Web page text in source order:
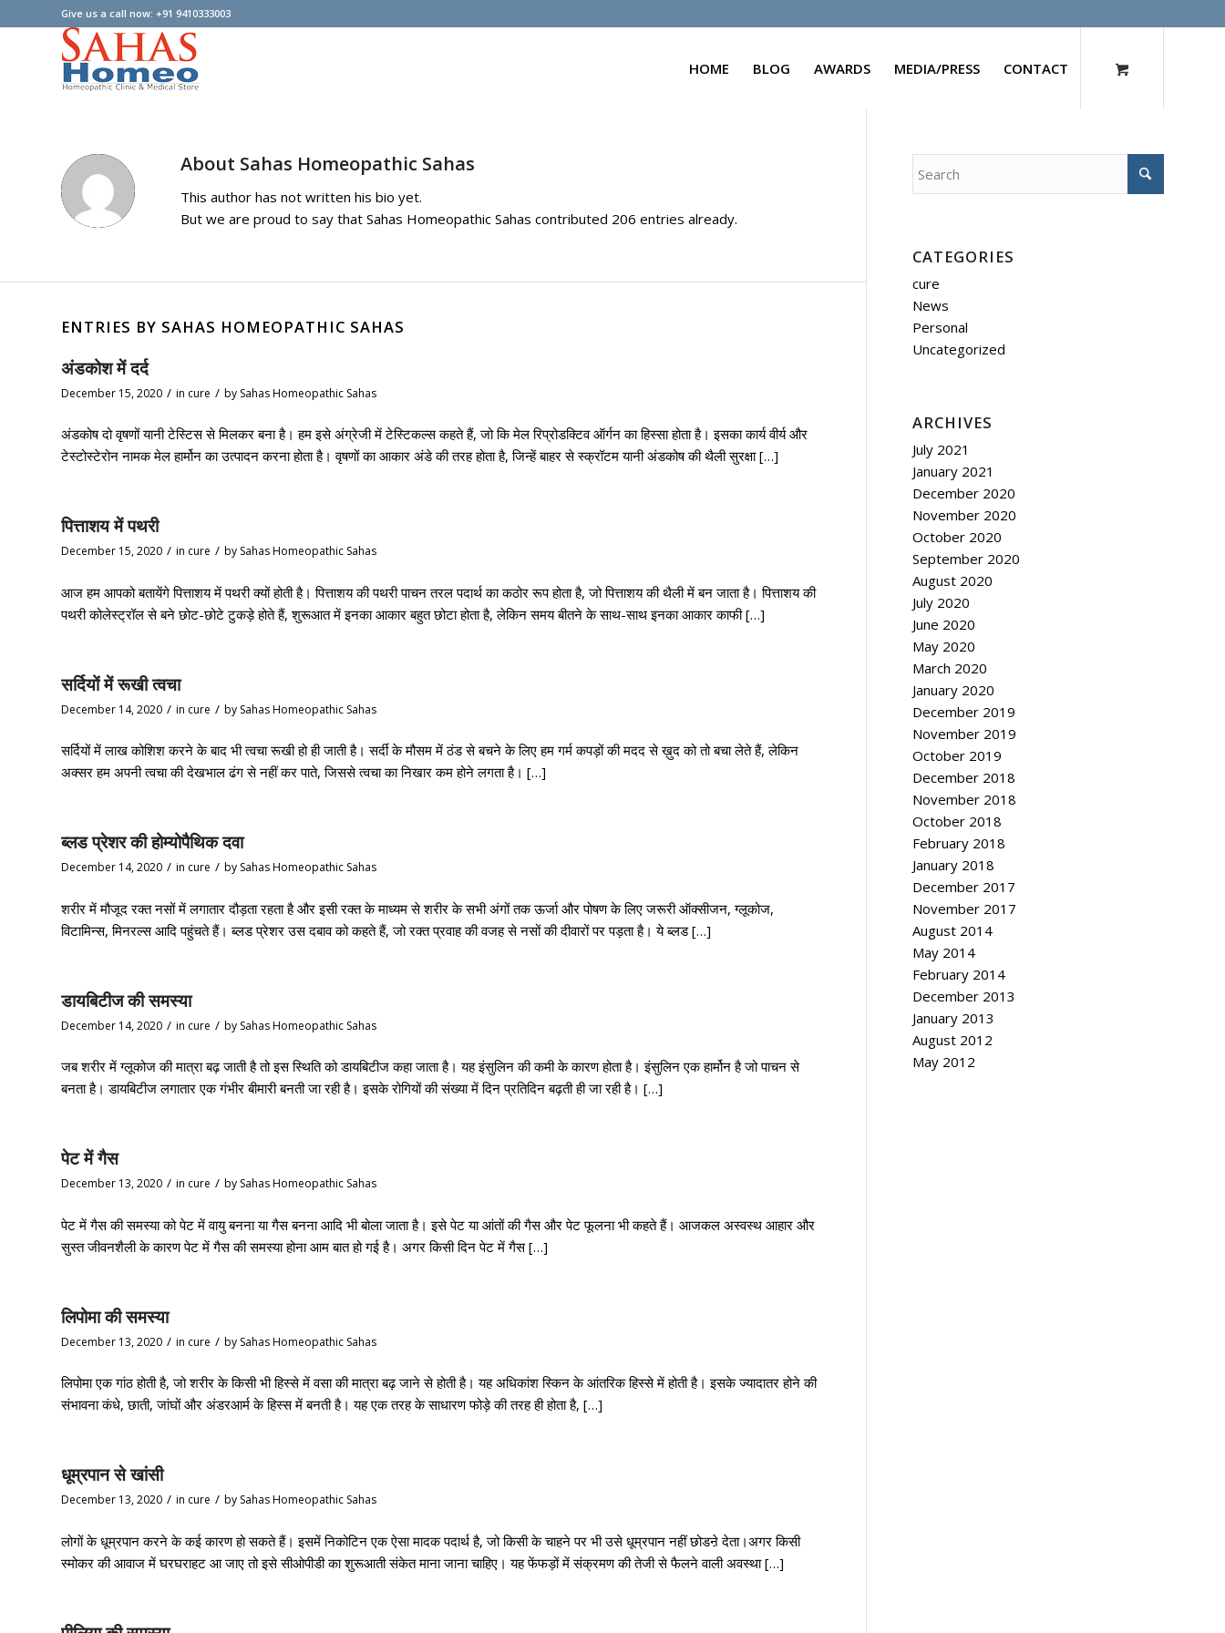
Give us a call now: +91 9410333003
HOME BLOG AWARDS MEDIA/PRESS CONTACT
About Sahas Homeopathic Sahas
This author has not written his bio yet.
But we are proud to say that Sahas Homeopathic Sahas contributed 206 entries already.
ENTRIES BY SAHAS HOMEOPATHIC SAHAS
अंडकोश में दर्द
December 15, 2020 / in cure / by Sahas Homeopathic Sahas
अंडकोष दो वृषणों यानी टेस्टिस से मिलकर बना है। हम इसे अंग्रेजी में टेस्टिकल्स कहते हैं, जो कि मेल रिप्रोडक्टिव ऑर्गन का हिस्सा होता है। इसका कार्य वीर्य और
टेस्टोस्टेरोन नामक मेल हार्मोन का उत्पादन करना होता है। वृषणों का आकार अंडे की तरह होता है, जिन्हें बाहर से स्क्रॉटम यानी अंडकोष की थैली सुरक्षा […]
पित्ताशय में पथरी
December 15, 2020 / in cure / by Sahas Homeopathic Sahas
आज हम आपको बतायेंगे पित्ताशय में पथरी क्यों होती है। पित्ताशय की पथरी पाचन तरल पदार्थ का कठोर रूप होता है, जो पित्ताशय की थैली में बन जाता है। पित्ताशय की
पथरी कोलेस्ट्रॉल से बने छोट-छोटे टुकड़े होते हैं, शुरूआत में इनका आकार बहुत छोटा होता है, लेकिन समय बीतने के साथ-साथ इनका आकार काफी […]
सर्दियों में रूखी त्वचा
December 14, 2020 / in cure / by Sahas Homeopathic Sahas
सर्दियों में लाख कोशिश करने के बाद भी त्वचा रूखी हो ही जाती है। सर्दी के मौसम में ठंड से बचने के लिए हम गर्म कपड़ों की मदद से ख़ुद को तो बचा लेते हैं, लेकिन
अक्सर हम अपनी त्वचा की देखभाल ढंग से नहीं कर पाते, जिससे त्वचा का निखार कम होने लगता है। […]
ब्लड प्रेशर की होम्योपैथिक दवा
December 14, 2020 / in cure / by Sahas Homeopathic Sahas
शरीर में मौजूद रक्त नसों में लगातार दौड़ता रहता है और इसी रक्त के माध्यम से शरीर के सभी अंगों तक ऊर्जा और पोषण के लिए जरूरी ऑक्सीजन, ग्लूकोज,
विटामिन्स, मिनरल्स आदि पहुंचते हैं। ब्लड प्रेशर उस दबाव को कहते हैं, जो रक्त प्रवाह की वजह से नसों की दीवारों पर पड़ता है। ये ब्लड […]
डायबिटीज की समस्या
December 14, 2020 / in cure / by Sahas Homeopathic Sahas
जब शरीर में ग्लूकोज की मात्रा बढ़ जाती है तो इस स्थिति को डायबिटीज कहा जाता है। यह इंसुलिन की कमी के कारण होता है। इंसुलिन एक हार्मोन है जो पाचन से
बनता है। डायबिटीज लगातार एक गंभीर बीमारी बनती जा रही है। इसके रोगियों की संख्या में दिन प्रतिदिन बढ़ती ही जा रही है। […]
पेट में गैस
December 13, 2020 / in cure / by Sahas Homeopathic Sahas
पेट में गैस की समस्या को पेट में वायु बनना या गैस बनना आदि भी बोला जाता है। इसे पेट या आंतों की गैस और पेट फूलना भी कहते हैं। आजकल अस्वस्थ आहार और
सुस्त जीवनशैली के कारण पेट में गैस की समस्या होना आम बात हो गई है। अगर किसी दिन पेट में गैस […]
लिपोमा की समस्या
December 13, 2020 / in cure / by Sahas Homeopathic Sahas
लिपोमा एक गांठ होती है, जो शरीर के किसी भी हिस्से में वसा की मात्रा बढ़ जाने से होती है। यह अधिकांश स्किन के आंतरिक हिस्से में होती है। इसके ज्यादातर होने की
संभावना कंधे, छाती, जांघों और अंडरआर्म के हिस्स में बनती है। यह एक तरह के साधारण फोड़े की तरह ही होता है, […]
धूम्रपान से खांसी
December 13, 2020 / in cure / by Sahas Homeopathic Sahas
लोगों के धूम्रपान करने के कई कारण हो सकते हैं। इसमें निकोटिन एक ऐसा मादक पदार्थ है, जो किसी के चाहने पर भी उसे धूम्रपान नहीं छोडऩे देता।अगर किसी
स्मोकर की आवाज में घरघराहट आ जाए तो इसे सीओपीडी का शुरूआती संकेत माना जाना चाहिए। यह फेंफड़ों में संक्रमण की तेजी से फैलने वाली अवस्था […]
CATEGORIES
cure
News
Personal
Uncategorized
ARCHIVES
July 2021
January 2021
December 2020
November 2020
October 2020
September 2020
August 2020
July 2020
June 2020
May 2020
March 2020
January 2020
December 2019
November 2019
October 2019
December 2018
November 2018
October 2018
February 2018
January 2018
December 2017
November 2017
August 2014
May 2014
February 2014
December 2013
January 2013
August 2012
May 2012